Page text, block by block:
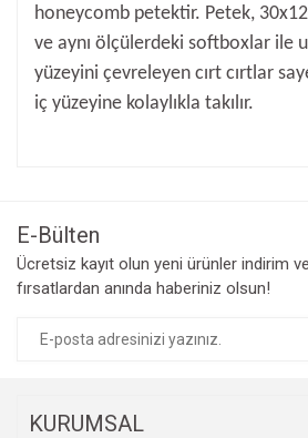
honeycomb petektir. Petek,
ve aynı ölçülerdeki softboxlar ile
yüzeyini çevreleyen cırt cırtlar
iç yüzeyine kolaylıkla takılır.
Ürün resmi kalitesiz, bozuk veya
Ürün açıklamasında eksik bilgiler
E-Bülten
Ücretsiz kayıt olun yeni ürünler indirim
fırsatlardan anında haberiniz olsun!
KURUMSAL